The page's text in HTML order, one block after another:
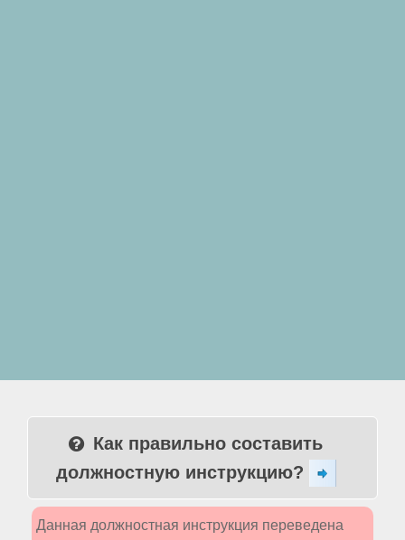
Как правильно составить
должностную инструкцию?
Данная должностная инструкция переведена